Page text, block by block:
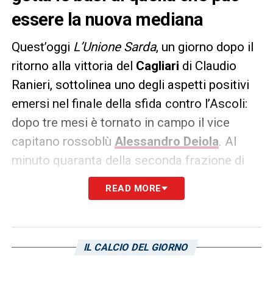
essere la nuova mediana
Quest’oggi L’Unione Sarda, un giorno dopo il
ritorno alla vittoria del Cagliari di Claudio
Ranieri, sottolinea uno degli aspetti positivi
emersi nel finale della sfida contro l’Ascoli:
dopo tre mesi è tornato in campo il vice
capitano rossoblù Alessandro Deiola. Al
minuto quaranta della seconda frazione di
gioco ha rilevato un buonissimo Antoine
Makoumbou per dare ossigeno ad un
causa infortunio, dalla partita della giornata
READ MORE
IL CALCIO DEL GIORNO